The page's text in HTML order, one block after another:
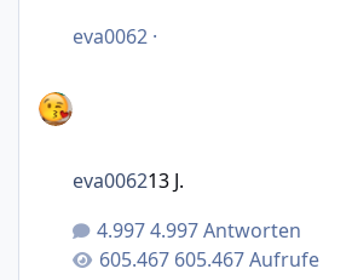
eva0062 ·
4.997 Antworten
605.467 Aufrufe
eva006213 J.